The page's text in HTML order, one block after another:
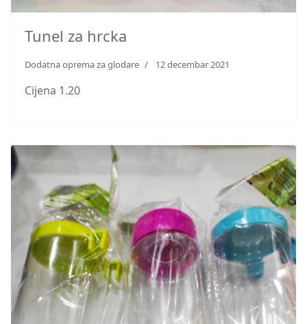
Tunel za hrcka
Dodatna oprema za glodare 12 decembar 2021
Cijena 1.20